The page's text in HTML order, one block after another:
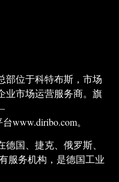
部位于科特布斯，市场
业市场运营服务商。旗
www.diribo.com。
国、捷克、俄罗斯、
服务机构，是德国工业